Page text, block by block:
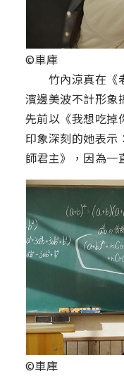
©車庫
竹內涼真在《
濱邊美波不計形象
先前以《我想吃掉
印象深刻的她表示
師君主》，因為一
©車庫